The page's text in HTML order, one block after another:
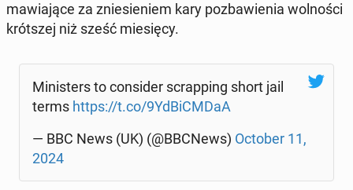
maw­ia­jące za zniesie­niem kary pozbaw­ienia wol­noś­ci
krót­szej niż sześć miesię­cy.
Min­is­ters to con­sid­er scrap­ping short jail
terms https://t.co/9Yd­BiCM­DaA
— BBC News (UK) (@BBCNews) October 11,
2024